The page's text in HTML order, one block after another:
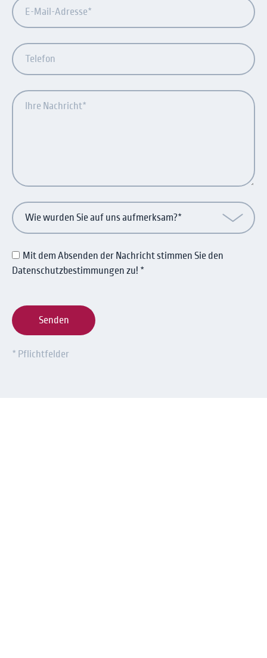
den
Datenschutzbestimmungen
zu!
*
Mit dem Absenden der Nachricht stimmen Sie den
Datenschutzbestimmungen zu! *
Senden
* Pflichtfelder